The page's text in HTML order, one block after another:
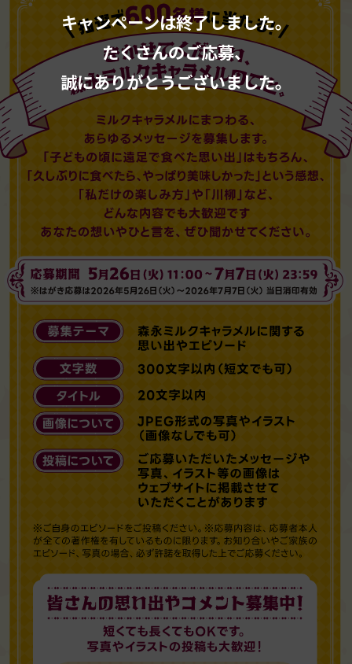
キャンペーンは終了しました。
たくさんのご応募、
誠にありがとうございました。